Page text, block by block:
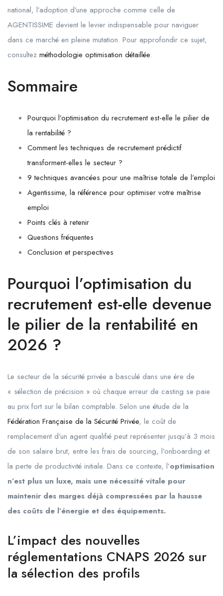
national, l’adoption d’une approche comme celle de
AGENTISSIME devient le levier indispensable pour naviguer
dans ce marché en pleine mutation. Pour approfondir ce sujet,
consultez méthodologie optimisation détaillée.
Sommaire
Pourquoi l’optimisation du recrutement est-elle le pilier de
la rentabilité ?
Comment les techniques de recrutement prédictif
transforment-elles le secteur ?
9 techniques avancées pour une maîtrise totale de l’emploi
Agentissime, la référence pour optimiser votre maîtrise
emploi
Points clés à retenir
Questions fréquentes
Conclusion et perspectives
Pourquoi l’optimisation du
recrutement est-elle devenue
le pilier de la rentabilité en
2026 ?
Le secteur de la sécurité privée a basculé dans une ère de
« sélection de précision » où chaque erreur de casting se paie
au prix fort sur le bilan comptable. Selon une étude de la
Fédération Française de la Sécurité Privée, le coût de
remplacement d’un agent qualifié peut représenter jusqu’à 3 mois
de son salaire brut, entre les frais de sourcing, l’onboarding et
la perte de productivité initiale. Dans ce contexte, l’optimisation
n’est plus un luxe, mais une nécessité vitale pour
maintenir des marges déjà compressées par la hausse
des coûts de l’énergie et des équipements.
L’impact des nouvelles
réglementations CNAPS 2026 sur
la sélection des profils